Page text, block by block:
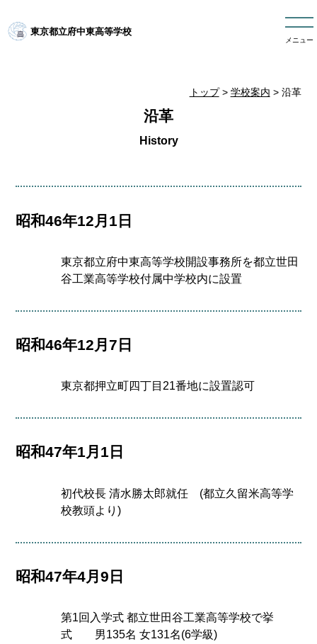
東京都立府中東高等学校
メニュー
トップ> 学校案内 > 沿革
沿革
昭和46年12月1日
東京都立府中東高等学校開設事務所を都立世田
谷工業高等学校付属中学校内に設置
昭和46年12月7日
東京都押立町四丁目21番地に設置認可
昭和47年1月1日
初代校長 清水勝太郎就任 (都立久留米高等学
校教頭より)
昭和47年4月9日
第1回入学式 都立世田谷工業高等学校で挙
式 男135名 女131名(6学級)